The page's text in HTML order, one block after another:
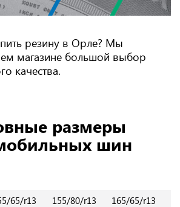
резину в Орле? Мы
магазине большой выбор
качества.
размеры
шин
65/r13 155/80/r13
165/65/r13